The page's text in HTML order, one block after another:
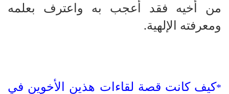
من أخيه فقد أعجب به واعترف بعلمه
ومعرفته الإلهية.
*كيف كانت قصة لقاءات هذين الأخوين في